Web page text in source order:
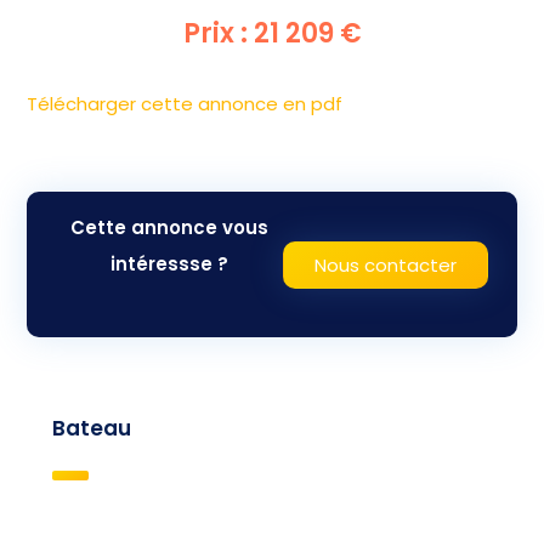
Prix : 21 209 €
Télécharger cette annonce en pdf
Cette annonce vous
intéressse ?
Nous contacter
Bateau